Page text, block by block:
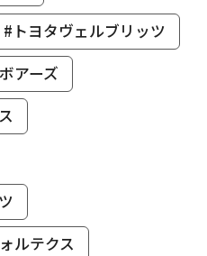
#トヨタヴェルブリッツ
アーズ
ルテクス